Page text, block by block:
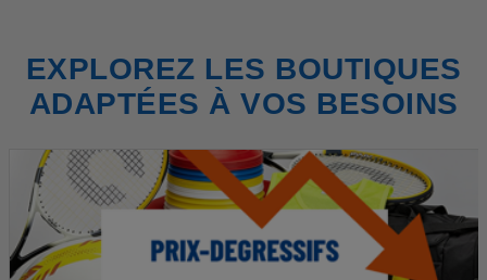
EXPLOREZ LES BOUTIQUES
ADAPTÉES À VOS BESOINS